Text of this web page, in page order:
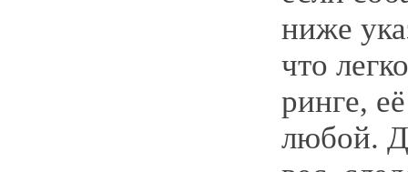
ниже
что
ринге,
любой.